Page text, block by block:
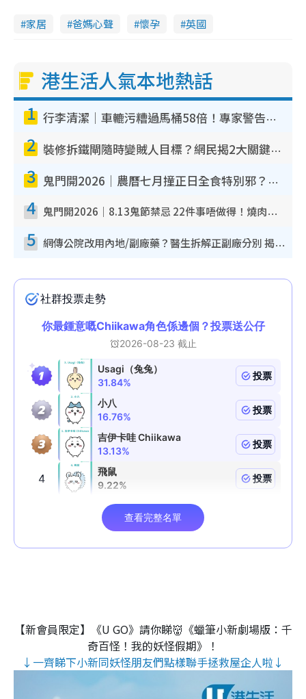
家居 爸媽心聲 懷孕 英國
港生活人氣本地熱話
1 行李清潔｜車轆污糟過馬桶58倍！專家警告忌用酒精抹 教1招免污手除菌
2 裝修拆鐵閘隨時變賊人目標？網民揭2大關鍵用途：裝新式等於白裝？附新舊鐵閘分別
3 鬼門開2026｜農曆七月撞正日全食特別邪？專家警告切忌做一事！揭4大禁忌+2招保平安
4 鬼門開2026｜8.13鬼節禁忌 22件事唔做得！燒肉、刺身要少食？半夜勿吹口哨/打呢個電話
5 網傳公院改用內地/副廠藥？醫生拆解正副廠分別 揭4類人換藥隨時出事
【新會員限定】《U GO》請你睇👹《蠟筆小新劇場版：千
奇百怪！我的妖怪假期》！
↓一齊睇下小新同妖怪朋友們點樣聯手拯救屋企人啦↓